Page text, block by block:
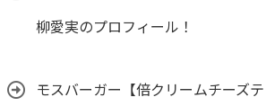
柳愛実のプロフィール！
モスバーガー【倍クリームチーズ